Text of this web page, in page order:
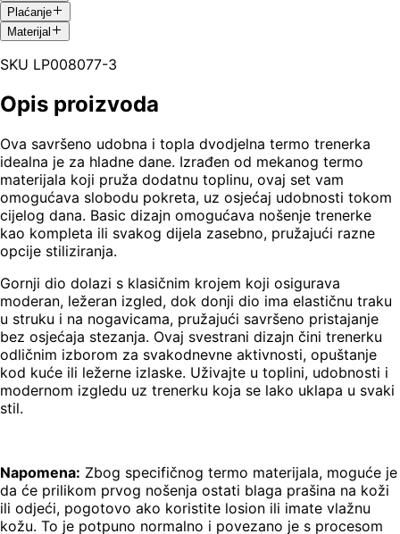
Plaćanje
Materijal
SKU LP008077-3
Opis proizvoda
Ova savršeno udobna i topla dvodjelna termo trenerka
idealna je za hladne dane. Izrađen od mekanog termo
materijala koji pruža dodatnu toplinu, ovaj set vam
omogućava slobodu pokreta, uz osjećaj udobnosti tokom
cijelog dana. Basic dizajn omogućava nošenje trenerke
kao kompleta ili svakog dijela zasebno, pružajući razne
opcije stiliziranja.
Gornji dio dolazi s klasičnim krojem koji osigurava
moderan, ležeran izgled, dok donji dio ima elastičnu traku
u struku i na nogavicama, pružajući savršeno pristajanje
bez osjećaja stezanja. Ovaj svestrani dizajn čini trenerku
odličnim izborom za svakodnevne aktivnosti, opuštanje
kod kuće ili ležerne izlaske. Uživajte u toplini, udobnosti i
modernom izgledu uz trenerku koja se lako uklapa u svaki
stil.
Napomena: Zbog specifičnog termo materijala, moguće je
da će prilikom prvog nošenja ostati blaga prašina na koži
ili odjeći, pogotovo ako koristite losion ili imate vlažnu
kožu. To je potpuno normalno i povezano je s procesom